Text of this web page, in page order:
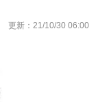
更新： 21/10/30 06:00